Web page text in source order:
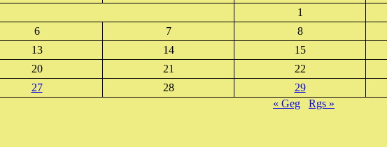
1
6 7 8
13 14 15
20 21 22
27 28 29
« Geg
Rgs »